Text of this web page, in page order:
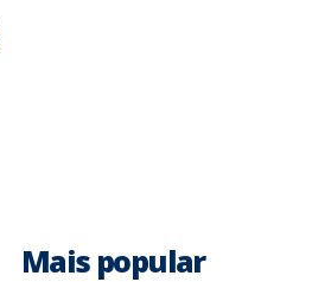
Mais popular